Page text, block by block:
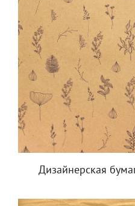
Дизайнерская